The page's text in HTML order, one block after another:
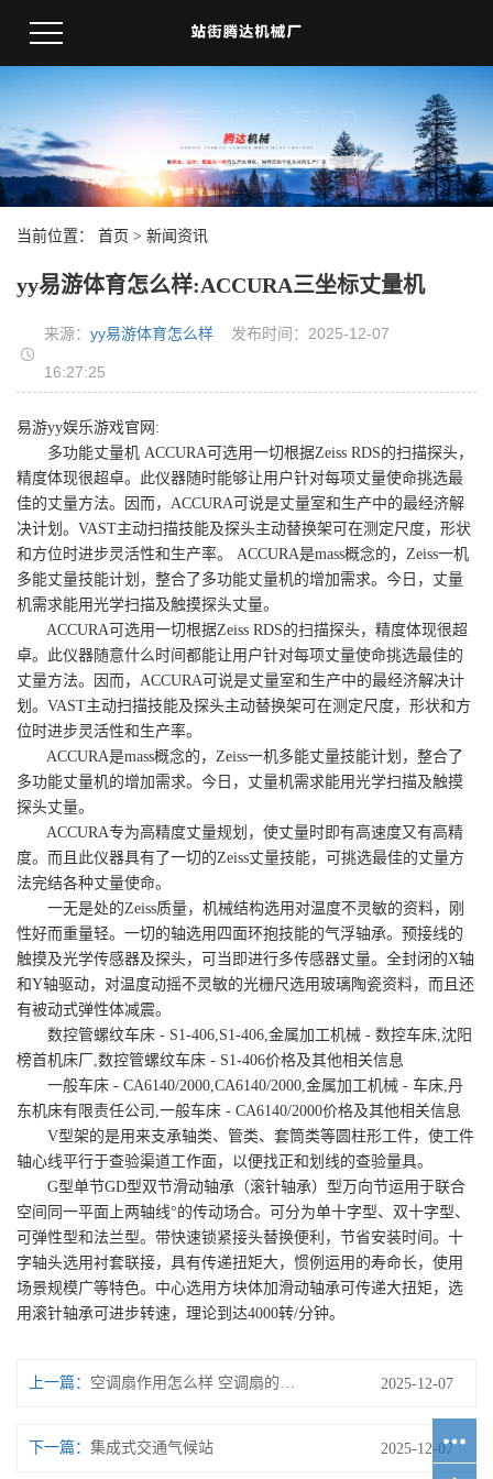
当前位置： 首页 > 新闻资讯
yy易游体育怎么样:ACCURA三坐标丈量机
来源： yy易游体育怎么样 发布时间：2025-12-07
16:27:25
易游yy娱乐游戏官网:
多功能丈量机 ACCURA可选用一切根据Zeiss RDS的扫描探头，
精度体现很超卓。此仪器随时能够让用户针对每项丈量使命挑选最
佳的丈量方法。因而，ACCURA可说是丈量室和生产中的最经济解
决计划。VAST主动扫描技能及探头主动替换架可在测定尺度，形状
和方位时进步灵活性和生产率。 ACCURA是mass概念的，Zeiss一机
多能丈量技能计划，整合了多功能丈量机的增加需求。今日，丈量
机需求能用光学扫描及触摸探头丈量。
ACCURA可选用一切根据Zeiss RDS的扫描探头，精度体现很超
卓。此仪器随意什么时间都能让用户针对每项丈量使命挑选最佳的
丈量方法。因而，ACCURA可说是丈量室和生产中的最经济解决计
划。VAST主动扫描技能及探头主动替换架可在测定尺度，形状和方
位时进步灵活性和生产率。
ACCURA是mass概念的，Zeiss一机多能丈量技能计划，整合了
多功能丈量机的增加需求。今日，丈量机需求能用光学扫描及触摸
探头丈量。
ACCURA专为高精度丈量规划，使丈量时即有高速度又有高精
度。而且此仪器具有了一切的Zeiss丈量技能，可挑选最佳的丈量方
法完结各种丈量使命。
一无是处的Zeiss质量，机械结构选用对温度不灵敏的资料，刚
性好而重量轻。一切的轴选用四面环抱技能的气浮轴承。预接线的
触摸及光学传感器及探头，可当即进行多传感器丈量。全封闭的X轴
和Y轴驱动，对温度动摇不灵敏的光栅尺选用玻璃陶瓷资料，而且还
有被动式弹性体减震。
数控管螺纹车床 - S1-406,S1-406,金属加工机械 - 数控车床,沈阳
榜首机床厂,数控管螺纹车床 - S1-406价格及其他相关信息
一般车床 - CA6140/2000,CA6140/2000,金属加工机械 - 车床,丹
东机床有限责任公司,一般车床 - CA6140/2000价格及其他相关信息
V型架的是用来支承轴类、管类、套筒类等圆柱形工件，使工件
轴心线平行于查验渠道工作面，以便找正和划线的查验量具。
G型单节GD型双节滑动轴承（滚针轴承）型万向节运用于联合
空间同一平面上两轴线°的传动场合。可分为单十字型、双十字型、
可弹性型和法兰型。带快速锁紧接头替换便利，节省安装时间。十
字轴头选用衬套联接，具有传递扭矩大，惯例运用的寿命长，使用
场景规模广等特色。中心选用方块体加滑动轴承可传递大扭矩，选
用滚针轴承可进步转速，理论到达4000转/分钟。
上一篇： 空调扇作用怎么样 空调扇的作用介绍【详解】 2025-12-07
下一篇： 集成式交通气候站 2025-12-07